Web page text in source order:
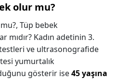
olur mu?
Tüp bebek
mıdır? Kadın adetinin 3.
ve ultrasonografide
yumurtalık
gösterir ise45 yaşına